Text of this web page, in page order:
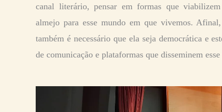
canal literário, pensar em formas que
almejo para esse mundo em que vivemos.
também é necessário que ela seja democrática e
de comunicação e plataformas que disseminem esse